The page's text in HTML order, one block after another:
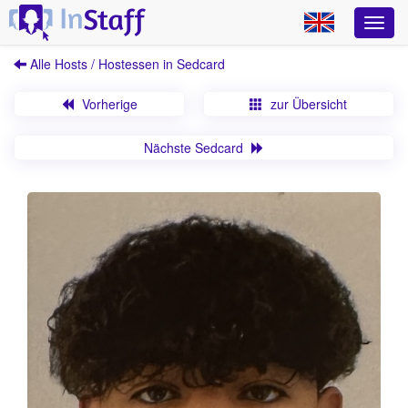
Alle Hosts / Hostessen in Sedcard
Vorherige zur Übersicht
Nächste Sedcard